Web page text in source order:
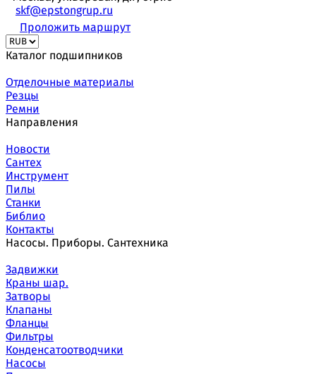
skf@epstongrup.ru
Проложить маршрут
Каталог подшипников
Отделочные материалы
Резцы
Ремни
Направления
Новости
Сантех
Инструмент
Пилы
Станки
Библио
Контакты
Насосы. Приборы. Сантехника
Задвижки
Краны шар.
Затворы
Клапаны
Фланцы
Фильтры
Конденсатоотводчики
Насосы